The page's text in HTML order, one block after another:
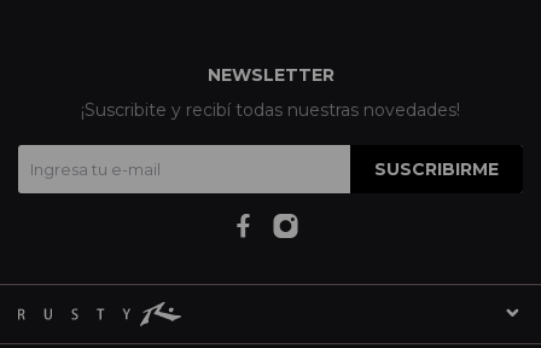
NEWSLETTER
¡Suscribite y recibí todas nuestras novedades!
SUSCRIBIRME